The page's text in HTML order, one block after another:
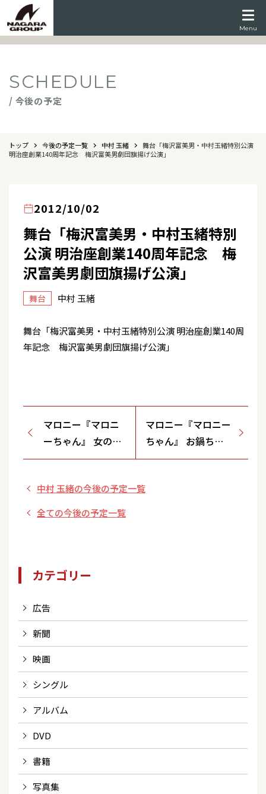
Menu
SCHEDULE
/ 今後の予定
トップ 今後の予定一覧 中村 玉緒
舞台「梅沢富美男・中村玉緒特別公演
明治座創業140周年記念 梅沢富美男劇団旗揚げ公演」
2012/10/02
舞台「梅沢富美男・中村玉緒特別
公演 明治座創業140周年記念 梅
沢富美男劇団旗揚げ公演」
舞台 中村 玉緒
舞台「梅沢富美男・中村玉緒特別公演 明治座創業140周
年記念 梅沢富美男劇団旗揚げ公演」
マロニー『マロニ
ーちゃん』 女の子
たちと歌う・2商品
マロニー『マロニー
ちゃん』 お鍋ちゃ
んズと歌う・2商品
中村 玉緒の今後の予定一覧
全ての今後の予定一覧
カテゴリー
広告
新聞
映画
シングル
アルバム
DVD
書籍
写真集